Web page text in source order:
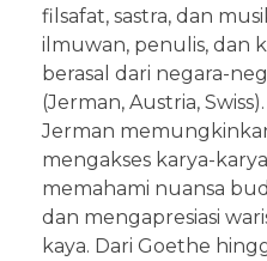
filsafat, sastra, dan
ilmuwan, penulis, dan
berasal dari negara-
(Jerman, Austria,
Jerman
mengakses karya-
memahami nuansa
dan mengapresiasi
kaya. Dari Goethe